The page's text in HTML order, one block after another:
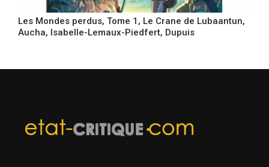
Les Mondes perdus, Tome 1, Le Crane de Lubaantun,
Aucha, Isabelle-Lemaux-Piedfert, Dupuis